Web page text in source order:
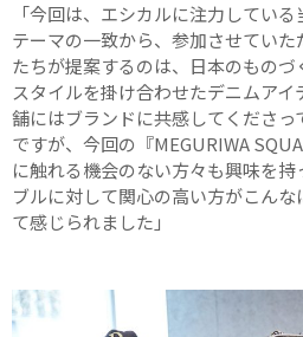
「今回は、エシカルに注力してい
テーマの一致から、参加させてい
たちが提案するのは、日本のもの
スタイルを掛け合わせたデニムア
舗にはブランドに共感してくださっ
ですが、今回の『MEGURIWA
に触れる機会のない方々も興味を
ブルに対して関心の高い方がこん
て感じられました」